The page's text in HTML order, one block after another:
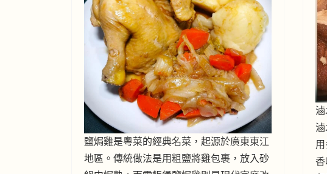
鹽焗雞是粵菜的經典名菜，起源於廣東東江
地區。傳統做法是用粗鹽將雞包裹，放入砂
滷
滷
香